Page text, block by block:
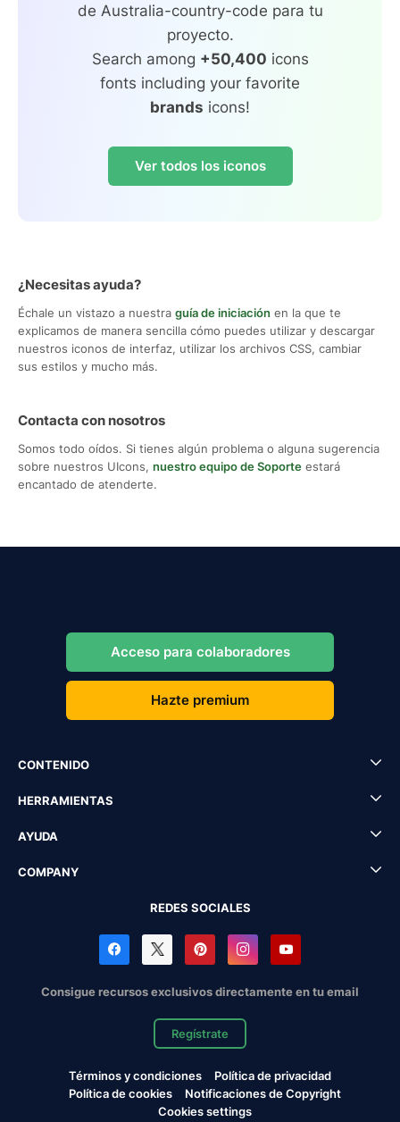
de Australia-country-code para tu
proyecto.
Search among +50,400 icons
fonts including your favorite
brands icons!
Ver todos los iconos
¿Necesitas ayuda?
Échale un vistazo a nuestra guía de iniciación en la que te
explicamos de manera sencilla cómo puedes utilizar y descargar
nuestros iconos de interfaz, utilizar los archivos CSS, cambiar
sus estilos y mucho más.
Contacta con nosotros
Somos todo oídos. Si tienes algún problema o alguna sugerencia
sobre nuestros UIcons, nuestro equipo de Soporte estará
encantado de atenderte.
Acceso para colaboradores
Hazte premium
CONTENIDO
HERRAMIENTAS
AYUDA
COMPANY
REDES SOCIALES
Consigue recursos exclusivos directamente en tu email
Regístrate
Términos y condiciones
Política de privacidad
Política de cookies
Notificaciones de Copyright
Cookies settings